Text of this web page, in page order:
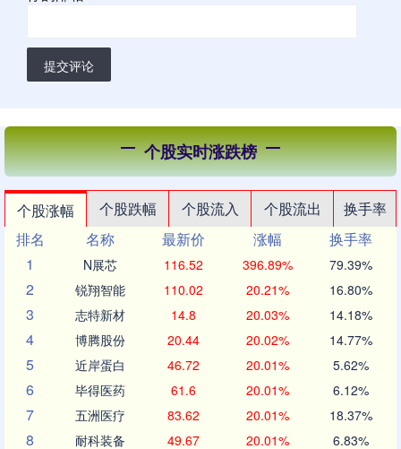
提交评论
个股实时涨跌榜
个股涨幅 个股跌幅 个股流入 个股流出
换手率
排名
名称 最新价 涨幅
换手率
1
N展芯 116.52 396.89% 79.39%
2 锐翔智能 110.02 20.21% 16.80%
3 志特新材 14.8 20.03% 14.18%
4 博腾股份 20.44 20.02% 14.77%
5 近岸蛋白 46.72 20.01% 5.62%
6 毕得医药 61.6 20.01% 6.12%
7 五洲医疗 83.62 20.01% 18.37%
8 耐科装备 49.67 20.01% 6.83%